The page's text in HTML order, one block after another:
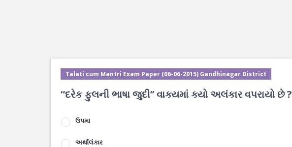
Talati cum Mantri Exam Paper (06-06-2015) Gandhinagar District
“દરેક ફુલની ભાષા જુદી’’ વાક્યમાં ક્યો અલંકાર વપરાયો છે ?
ઉપમા
અર્થાલંકાર